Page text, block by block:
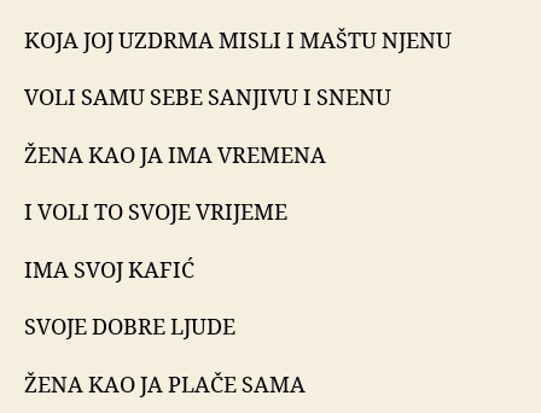
KOJA JOJ UZDRMA MISLI I MAŠTU NJENU
VOLI SAMU SEBE SANJIVU I SNENU
ŽENA KAO JA IMA VREMENA
I VOLI TO SVOJE VRIJEME
IMA SVOJ KAFIĆ
SVOJE DOBRE LJUDE
ŽENA KAO JA PLAČE SAMA